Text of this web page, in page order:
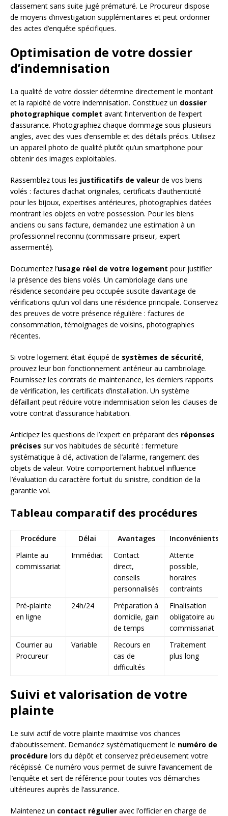
classement sans suite jugé prématuré. Le Procureur dispose
de moyens d’investigation supplémentaires et peut ordonner
des actes d’enquête spécifiques.
Optimisation de votre dossier
d’indemnisation
La qualité de votre dossier détermine directement le montant
et la rapidité de votre indemnisation. Constituez un dossier
photographique complet avant l’intervention de l’expert
d’assurance. Photographiez chaque dommage sous plusieurs
angles, avec des vues d’ensemble et des détails précis. Utilisez
un appareil photo de qualité plutôt qu’un smartphone pour
obtenir des images exploitables.
Rassemblez tous les justificatifs de valeur de vos biens
volés : factures d’achat originales, certificats d’authenticité
pour les bijoux, expertises antérieures, photographies datées
montrant les objets en votre possession. Pour les biens
anciens ou sans facture, demandez une estimation à un
professionnel reconnu (commissaire-priseur, expert
assermenté).
Documentez l’usage réel de votre logement pour justifier
la présence des biens volés. Un cambriolage dans une
résidence secondaire peu occupée suscite davantage de
vérifications qu’un vol dans une résidence principale. Conservez
des preuves de votre présence régulière : factures de
consommation, témoignages de voisins, photographies
récentes.
Si votre logement était équipé de systèmes de sécurité,
prouvez leur bon fonctionnement antérieur au cambriolage.
Fournissez les contrats de maintenance, les derniers rapports
de vérification, les certificats d’installation. Un système
défaillant peut réduire votre indemnisation selon les clauses de
votre contrat d’assurance habitation.
Anticipez les questions de l’expert en préparant des réponses
précises sur vos habitudes de sécurité : fermeture
systématique à clé, activation de l’alarme, rangement des
objets de valeur. Votre comportement habituel influence
l’évaluation du caractère fortuit du sinistre, condition de la
garantie vol.
Tableau comparatif des procédures
Procédure Délai Avantages
Inconvénients
Plainte au
commissariat
Immédiat
Contact
direct,
conseils
personnalisés
Attente
possible,
horaires
contraints
Pré-plainte
en ligne
24h/24
Préparation à
domicile, gain
de temps
Finalisation
obligatoire au
commissariat
Courrier au
Procureur
Variable
Recours en
cas de
difficultés
Traitement
plus long
Suivi et valorisation de votre
plainte
Le suivi actif de votre plainte maximise vos chances
d’aboutissement. Demandez systématiquement le numéro de
procédure lors du dépôt et conservez précieusement votre
récépissé. Ce numéro vous permet de suivre l’avancement de
l’enquête et sert de référence pour toutes vos démarches
ultérieures auprès de l’assurance.
Maintenez un contact régulier avec l’officier en charge de